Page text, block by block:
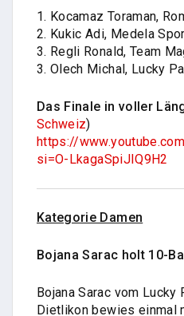
1. Kocamaz Toraman,
2. Kukic Adi, Medela
3. Regli Ronald, Team
3. Olech Michal, Lucky
Das Finale in voller
Schweiz)
https://
si=O-LkagaSpiJIQ9H2
Kategorie Damen
Bojana Sarac holt 10-
Bojana Sarac vom Lucky
Dietlikon bewies einmal